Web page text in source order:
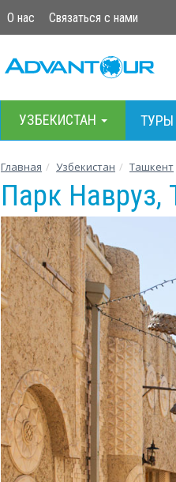
О нас Связаться с нами
УЗБЕКИСТАН ТУРЫ
Главная Узбекистан Ташкент
Парк Навруз,